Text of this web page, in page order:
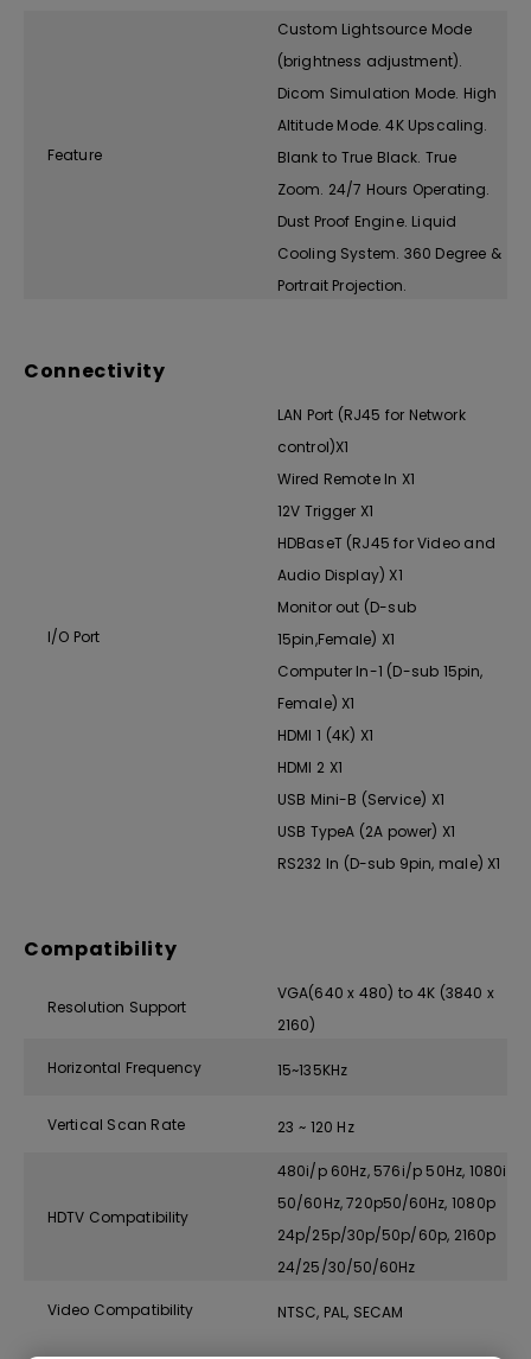
Feature
Custom Lightsource Mode
(brightness adjustment).
Dicom Simulation Mode. High
Altitude Mode. 4K Upscaling.
Blank to True Black. True
Zoom. 24/7 Hours Operating.
Dust Proof Engine. Liquid
Cooling System. 360 Degree &
Portrait Projection.
Connectivity
I/O Port
LAN Port (RJ45 for Network
control)X1
Wired Remote In X1
12V Trigger X1
HDBaseT (RJ45 for Video and
Audio Display) X1
Monitor out (D-sub
15pin,Female) X1
Computer In-1 (D-sub 15pin,
Female) X1
HDMI 1 (4K) X1
HDMI 2 X1
USB Mini-B (Service) X1
USB TypeA (2A power) X1
RS232 In (D-sub 9pin, male) X1
Compatibility
Resolution Support
VGA(640 x 480) to 4K (3840 x
2160)
Horizontal Frequency 15~135KHz
Vertical Scan Rate 23 ~ 120 Hz
HDTV Compatibility
480i/p 60Hz, 576i/p 50Hz, 1080i
50/60Hz, 720p50/60Hz, 1080p
24p/25p/30p/50p/60p, 2160p
24/25/30/50/60Hz
Video Compatibility NTSC, PAL, SECAM